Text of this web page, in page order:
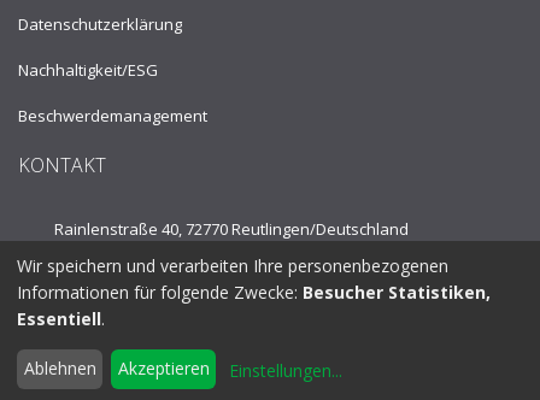
Datenschutzerklärung
Nachhaltigkeit/ESG
Beschwerdemanagement
KONTAKT
Rainlenstraße 40, 72770 Reutlingen/Deutschland
Tel.: +49 7121 53910
Wir speichern und verarbeiten Ihre personenbezogenen
Informationen für folgende Zwecke: Besucher Statistiken,
Essentiell.
Ablehnen Akzeptieren Einstellungen...